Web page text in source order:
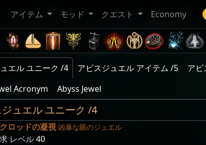
アイテム モッド クエスト Economy
エル ユニーク /4 アビスジュエル アイテム /5 ア
Acronym
Abyss Jewel
ュエル ユニーク /4
ロッドの凝視 凶暴な眼のジュエル
レベル40